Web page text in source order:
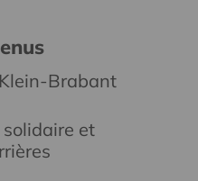
Brabant
et